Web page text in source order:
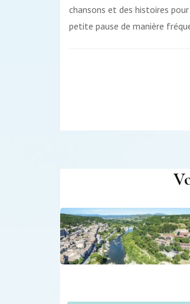
chansons et des histoires
petite pause de manière